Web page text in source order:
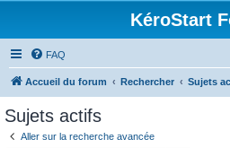
KéroStart
FAQ
Accueil du forum Rechercher Sujets
Sujets actifs
Aller sur la recherche avancée